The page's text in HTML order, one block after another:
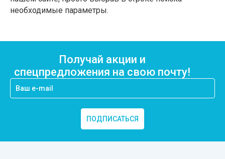
необходимые параметры.
Получай акции и
спецпредложения на свою почту!
ПОДПИСАТЬСЯ